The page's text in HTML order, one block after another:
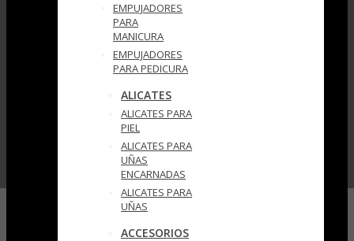
EMPUJADORES
PARA
MANICURA
EMPUJADORES
PARA PEDICURA
ALICATES
ALICATES PARA
PIEL
ALICATES PARA
UÑAS
ENCARNADAS
ALICATES PARA
UÑAS
ACCESORIOS